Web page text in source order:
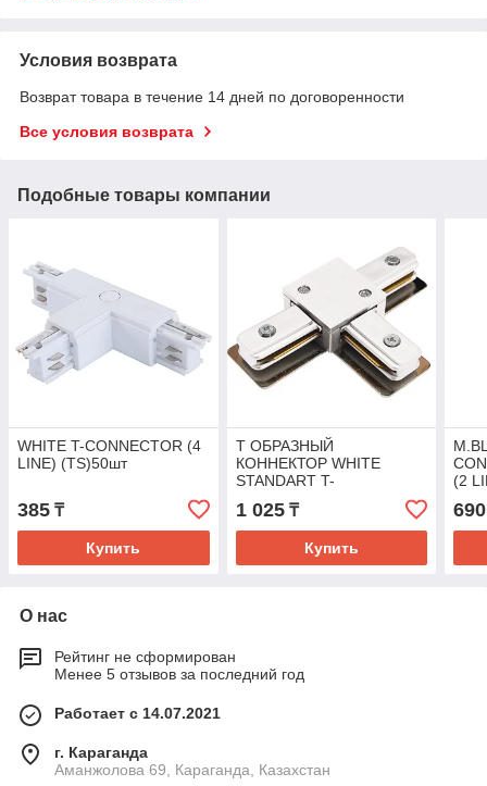
Условия возврата
Возврат товара в течение 14 дней по договоренности
Все условия возврата
Подобные товары компании
WHITE T-CONNECTOR (4
LINE) (TS)50шт
385 ₸
Купить
Т ОБРАЗНЫЙ
КОННЕКТОР WHITE
STANDART T-
CONNECTOR (2 LINE)
(TS)
1 025₸
Купить
(2
690
О нас
Рейтинг не сформирован
Менее 5 отзывов за последний год
Работает с 14.07.2021
г. Караганда
Аманжолова 69, Караганда, Казахстан